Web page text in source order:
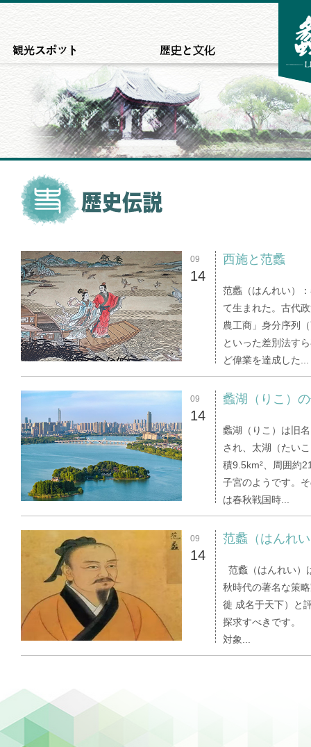
09
14
西施と范蠡
范蠡（はんれい）
て生まれた。古代
農工商」身分序列
といった差別法す
ど偉業を達成した...
09
14
蠡湖（りこ）
蠡湖（りこ）​は旧
され、太湖（たい
積9.5km²、周囲約
子宮のようです。
は春秋戦国時...
09
14
范蠡（はんれ
范蠡（はんれい）
秋時代の著名な策
徙 成名于天下）と
探求すべきです。
対象...